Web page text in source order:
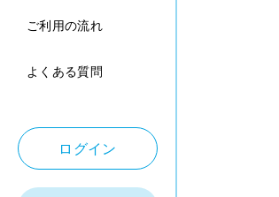
ご利用の流れ
よくある質問
ログイン